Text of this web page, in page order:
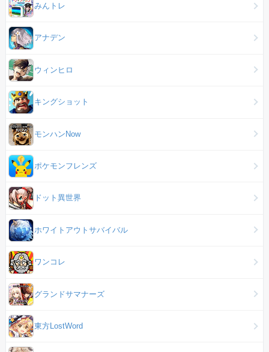
みんトレ
アナデン
ウィンヒロ
キングショット
モンハンNow
ポケモンフレンズ
ドット異世界
ホワイトアウトサバイバル
ワンコレ
グランドサマナーズ
東方LostWord